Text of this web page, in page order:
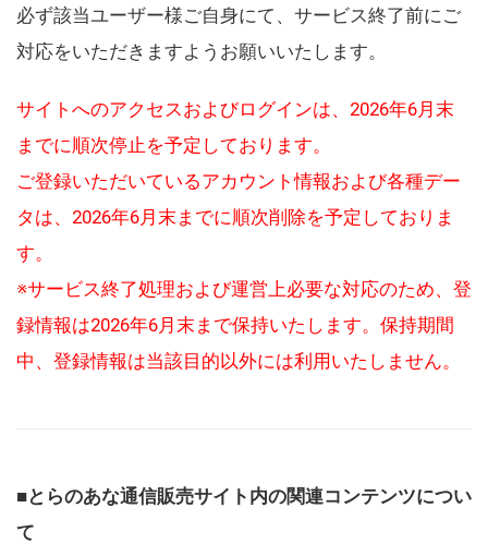
必ず該当ユーザー様ご自身にて、サービス終了前にご
対応をいただきますようお願いいたします。
サイトへのアクセスおよびログインは、2026年6月末
までに順次停止を予定しております。
ご登録いただいているアカウント情報および各種デー
タは、2026年6月末までに順次削除を予定しておりま
す。
※サービス終了処理および運営上必要な対応のため、登
録情報は2026年6月末まで保持いたします。保持期間
中、登録情報は当該目的以外には利用いたしません。
■とらのあな通信販売サイト内の関連コンテンツについ
て